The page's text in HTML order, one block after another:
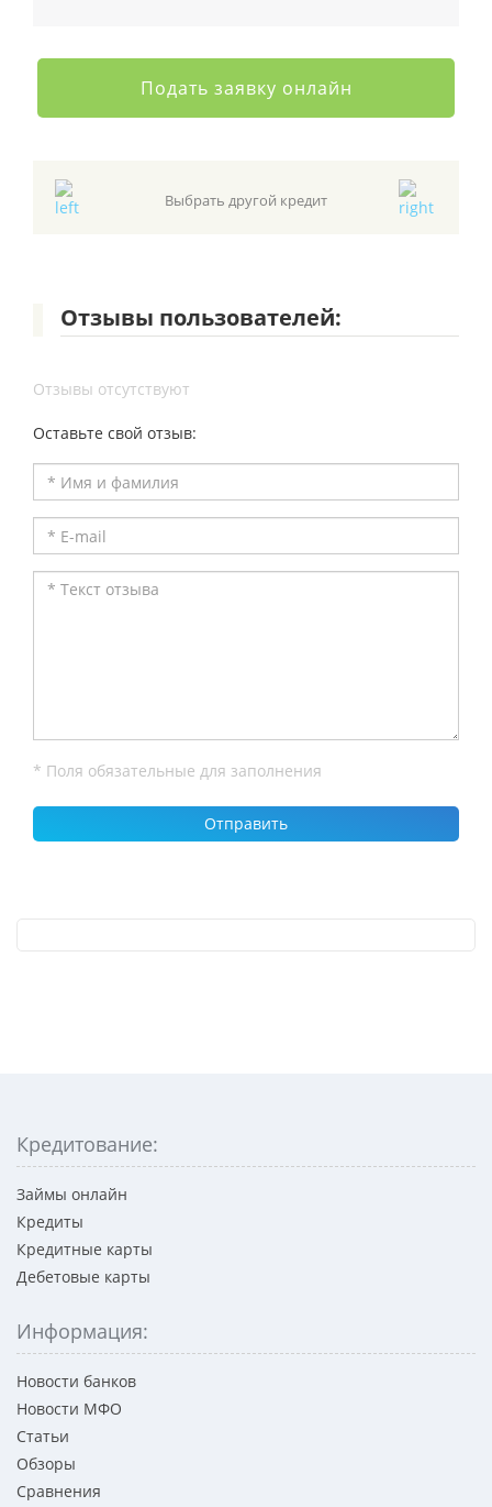
Подать заявку онлайн
Выбрать другой кредит
Отзывы пользователей:
Отзывы отсутствуют
Оставьте свой отзыв:
* Поля обязательные для заполнения
Кредитование:
Займы онлайн
Кредиты
Кредитные карты
Дебетовые карты
Информация:
Новости банков
Новости МФО
Статьи
Обзоры
Сравнения